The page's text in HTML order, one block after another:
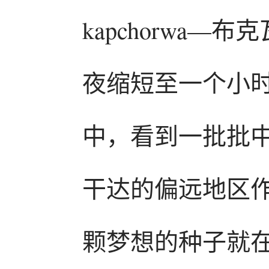
kapchorwa—布克
夜缩短至一个小
中，看到一批批
干达的偏远地区
颗梦想的种子就